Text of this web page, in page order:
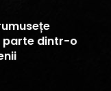
parte dintr-o